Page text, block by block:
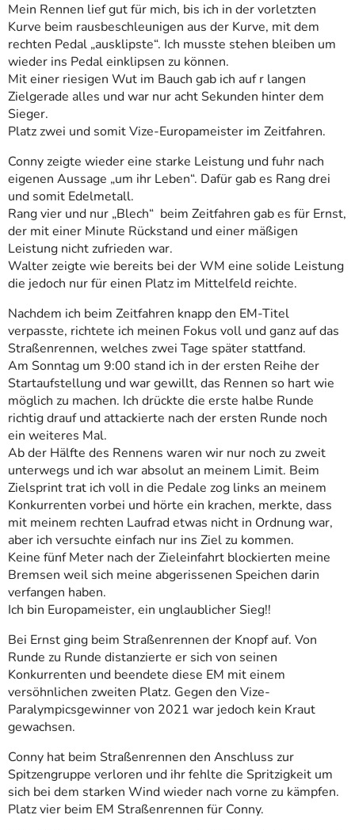
Mein Rennen lief gut für mich, bis ich in der vorletzten
Kurve beim rausbeschleunigen aus der Kurve, mit dem
rechten Pedal „ausklipste“. Ich musste stehen bleiben um
wieder ins Pedal einklipsen zu können.
Mit einer riesigen Wut im Bauch gab ich auf r langen
Zielgerade alles und war nur acht Sekunden hinter dem
Sieger.
Platz zwei und somit Vize-Europameister im Zeitfahren.
Conny zeigte wieder eine starke Leistung und fuhr nach
eigenen Aussage „um ihr Leben“. Dafür gab es Rang drei
und somit Edelmetall.
Rang vier und nur „Blech“ beim Zeitfahren gab es für Ernst,
der mit einer Minute Rückstand und einer mäßigen
Leistung nicht zufrieden war.
Walter zeigte wie bereits bei der WM eine solide Leistung
die jedoch nur für einen Platz im Mittelfeld reichte.
Nachdem ich beim Zeitfahren knapp den EM-Titel
verpasste, richtete ich meinen Fokus voll und ganz auf das
Straßenrennen, welches zwei Tage später stattfand.
Am Sonntag um 9:00 stand ich in der ersten Reihe der
Startaufstellung und war gewillt, das Rennen so hart wie
möglich zu machen. Ich drückte die erste halbe Runde
richtig drauf und attackierte nach der ersten Runde noch
ein weiteres Mal.
Ab der Hälfte des Rennens waren wir nur noch zu zweit
unterwegs und ich war absolut an meinem Limit. Beim
Zielsprint trat ich voll in die Pedale zog links an meinem
Konkurrenten vorbei und hörte ein krachen, merkte, dass
mit meinem rechten Laufrad etwas nicht in Ordnung war,
aber ich versuchte einfach nur ins Ziel zu kommen.
Keine fünf Meter nach der Zieleinfahrt blockierten meine
Bremsen weil sich meine abgerissenen Speichen darin
verfangen haben.
Ich bin Europameister, ein unglaublicher Sieg!!
Bei Ernst ging beim Straßenrennen der Knopf auf. Von
Runde zu Runde distanzierte er sich von seinen
Konkurrenten und beendete diese EM mit einem
versöhnlichen zweiten Platz. Gegen den Vize-
Paralympicsgewinner von 2021 war jedoch kein Kraut
gewachsen.
Conny hat beim Straßenrennen den Anschluss zur
Spitzengruppe verloren und ihr fehlte die Spritzigkeit um
sich bei dem starken Wind wieder nach vorne zu kämpfen.
Platz vier beim EM Straßenrennen für Conny.